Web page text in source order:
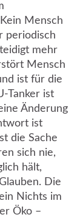
Mensch
periodisch
mehr
Mensch
ist für die
Tanker ist
Änderung
ist
die Sache
sich nie,
hält,
Die
Nichts im
Öko –